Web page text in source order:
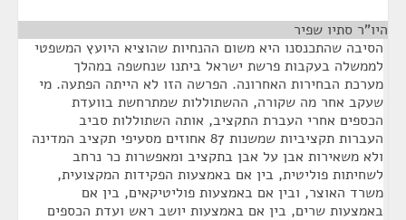
היו"ר סתיו שפיר
הסיבה שהתכנסנו היא משום ההנחיות שהוציא היועץ המשפטי
לממשלה בעקבות פרשת ישראל ביתנו שנחשפה במהלך
מערכת הבחירות האחרונה. הפרשה הזו לא הייתה הפתעה. מי
שעקב אחר מה שקורה, ההשתוללות שמתרחשת בוועדת
הכספים אחרי העברת התקציב, אותה השתוללות סביב
העברות תקציביות שמשנות 87 אחוזים מסעיפי תקציב המדינה
ולא משאירות אבן על אבן בתקציב ומאפשרות כר נרחב
לשחיתות פוליטית, בין אם באמצעות הפקידות המקצועית,
משרד האוצר, ובין אם באמצעות פוליטיקאים, בין אם
באמצעות שרים, בין אם באמצעות יושב ראש ועדת הכספים